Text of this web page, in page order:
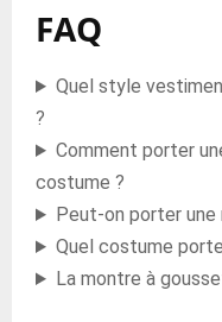
FAQ
Quel style
?
Comment porter
costume ?
Peut-on porter une
Quel costume
La montre à